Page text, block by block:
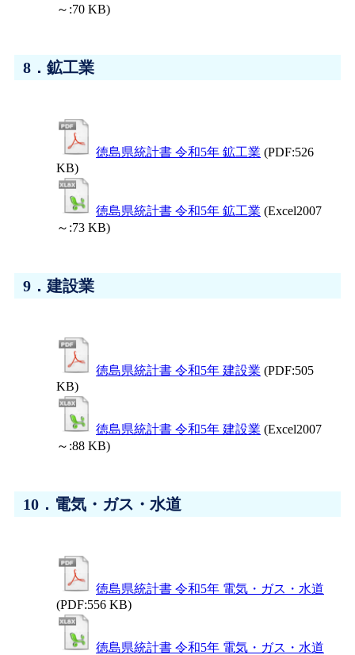
～:70 KB)
8．鉱工業
徳島県統計書 令和5年 鉱工業 (PDF:526
KB)
徳島県統計書 令和5年 鉱工業 (Excel2007
～:73 KB)
9．建設業
徳島県統計書 令和5年 建設業 (PDF:505
KB)
徳島県統計書 令和5年 建設業 (Excel2007
～:88 KB)
10．電気・ガス・水道
徳島県統計書 令和5年 電気・ガス・水道
(PDF:556 KB)
徳島県統計書 令和5年 電気・ガス・水道